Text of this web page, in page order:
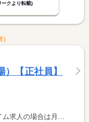
ークより転載)
【正社員】
の場合は時間額を表示しています。